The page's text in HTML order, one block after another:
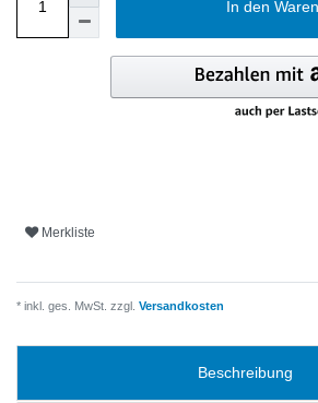
In den
Merkliste
* inkl. ges. MwSt. zzgl. Versandkosten
Beschreibung